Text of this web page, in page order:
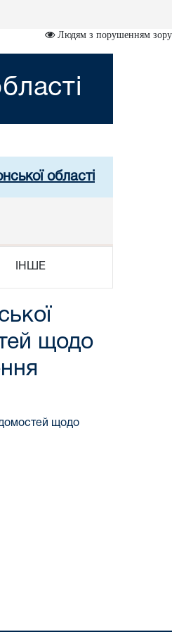
Людям з порушенням зору
області
ІНШЕ
щодо
щодо